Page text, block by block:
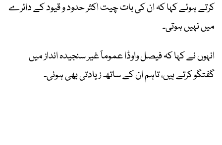
کرتے ہوئے کہا کہ ان کی بات چیت اکثر حدود و قیود کے دائرے
میں نہیں ہوتی۔
انہوں نے کہا کہ فیصل واوڈا عموماً غیر سنجیدہ انداز میں
گفتگو کرتے ہیں، تاہم ان کے ساتھ زیادتی بھی ہوئی۔